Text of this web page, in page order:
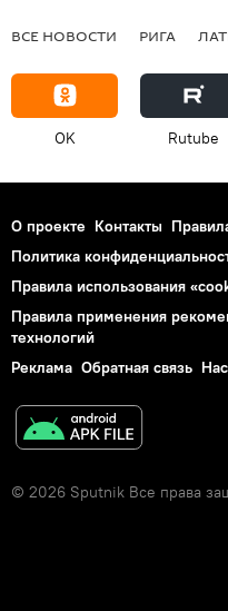
ВСЕ НОВОСТИ РИГА
OK Rutube
О проекте Контакты
Политика
Правила использования
Правила применения
технологий
Реклама Обратная связь
© 2026 Sputnik Все права